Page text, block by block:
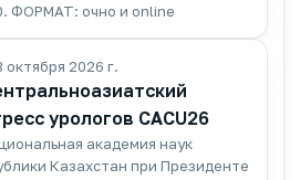
ФОРМАТ: очно и online
октября 2026 г.
урологов CACU26
академия наук
Казахстан при Президенте